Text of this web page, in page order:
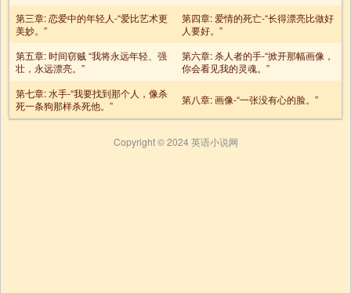
第三章: 恋爱中的年轻人-“爱比艺术更
美妙。”
第四章: 爱情的死亡-“长得漂亮比做好
人要好。”
第五章: 时间窃贼 “我将永远年轻、强
壮，永远漂亮。”
第六章: 杀人者的手-“掀开那幅画像，
你会看见我的灵魂。”
第七章: 水手-“我要找到那个人，像杀
死一条狗那样杀死他。”
第八章: 画像-“一张没有心的脸。”
Copyright © 2024 英语小说网